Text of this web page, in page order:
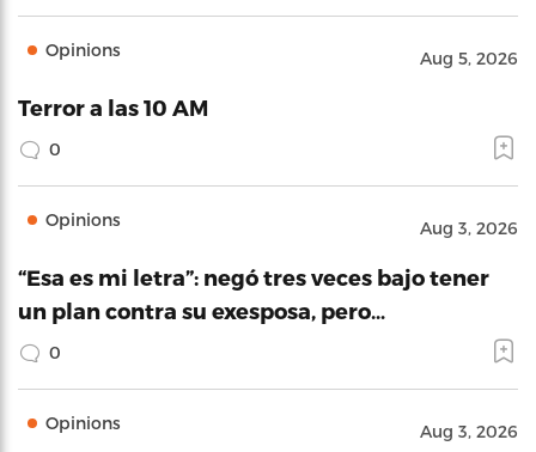
Opinions Aug 5, 2026
Terror a las 10 AM
0
Opinions Aug 3, 2026
“Esa es mi letra”: negó tres veces bajo tener
un plan contra su exesposa, pero…
0
Opinions Aug 3, 2026